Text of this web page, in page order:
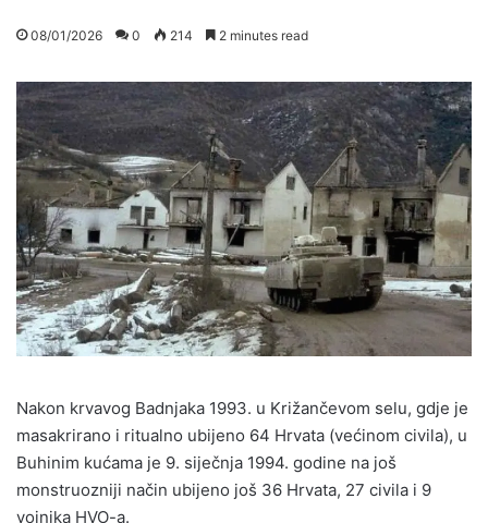
08/01/2026 0 214 2 minutes read
Nakon krvavog Badnjaka 1993. u Križančevom selu, gdje je
masakrirano i ritualno ubijeno 64 Hrvata (većinom civila), u
Buhinim kućama je 9. siječnja 1994. godine na još
monstruozniji način ubijeno još 36 Hrvata, 27 civila i 9
vojnika HVO-a.